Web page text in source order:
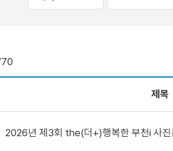
제목
2026년 제3회 the(더+)행복한 부천i 사진